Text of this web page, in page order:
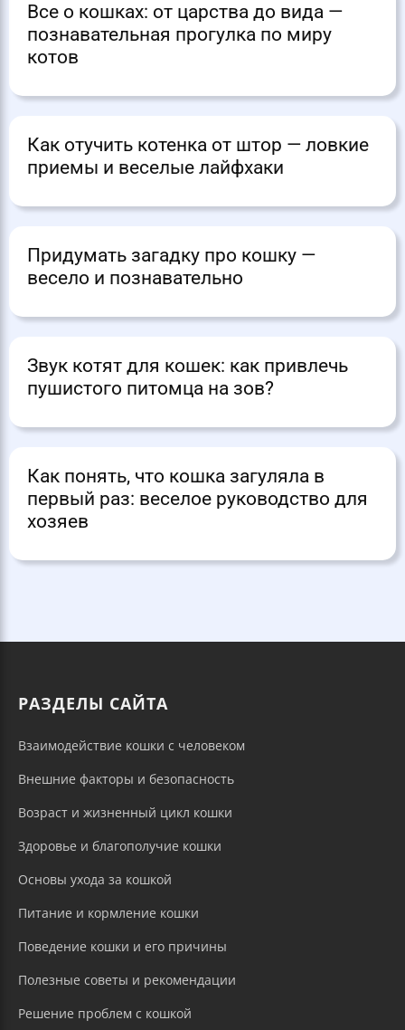
Все о кошках: от царства до вида —
познавательная прогулка по миру
котов
Как отучить котенка от штор — ловкие
приемы и веселые лайфхаки
Придумать загадку про кошку —
весело и познавательно
Звук котят для кошек: как привлечь
пушистого питомца на зов?
Как понять, что кошка загуляла в
первый раз: веселое руководство для
хозяев
РАЗДЕЛЫ САЙТА
Взаимодействие кошки с человеком
Внешние факторы и безопасность
Возраст и жизненный цикл кошки
Здоровье и благополучие кошки
Основы ухода за кошкой
Питание и кормление кошки
Поведение кошки и его причины
Полезные советы и рекомендации
Решение проблем с кошкой